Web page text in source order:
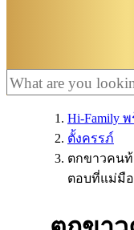
Hi-Family
ตั้งครรภ์
ตกขาวคนท้
ตอบที่แม่มื